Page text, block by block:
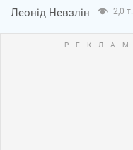
Леонід Невзлін 2,0 т.